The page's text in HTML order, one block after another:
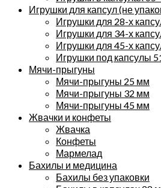
Игрушки для капсул (не
Игрушки для 28-х
Игрушки для 34-х
Игрушки для 45-х
Игрушки под капсулы
Мячи-прыгуны
Мячи-прыгуны 25 мм
Мячи-прыгуны 32 мм
Мячи-прыгуны 45 мм
Жвачки и конфеты
Жвачка
Конфеты
Мармелад
Бахилы и медицина
Бахилы без упаковки